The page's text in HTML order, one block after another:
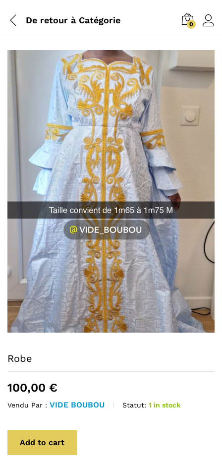
De retour à Catégorie 0
Robe
100,00 €
Vendu Par : VIDE BOUBOU Statut: 1 in stock
Add to cart